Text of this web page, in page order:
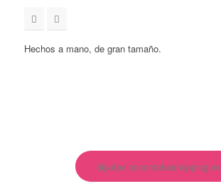
Hechos a mano, de gran tamaño.
diputacioncordobashopping.es